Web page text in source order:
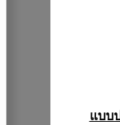
แบบ